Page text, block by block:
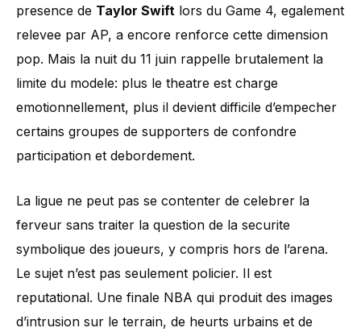
presence de Taylor Swift lors du Game 4, egalement
relevee par AP, a encore renforce cette dimension
pop. Mais la nuit du 11 juin rappelle brutalement la
limite du modele: plus le theatre est charge
emotionnellement, plus il devient difficile d’empecher
certains groupes de supporters de confondre
participation et debordement.
La ligue ne peut pas se contenter de celebrer la
ferveur sans traiter la question de la securite
symbolique des joueurs, y compris hors de l’arena.
Le sujet n’est pas seulement policier. Il est
reputational. Une finale NBA qui produit des images
d’intrusion sur le terrain, de heurts urbains et de